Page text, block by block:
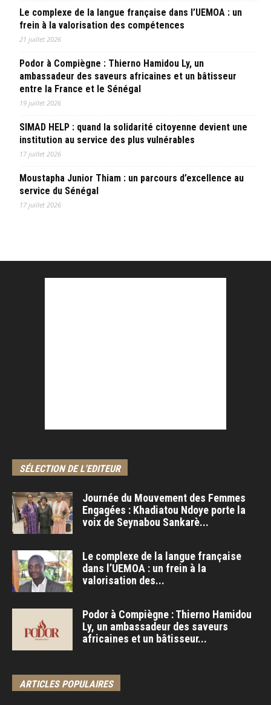
Le complexe de la langue française dans l’UEMOA : un
frein à la valorisation des compétences
21 juillet 2026
Podor à Compiègne : Thierno Hamidou Ly, un
ambassadeur des saveurs africaines et un bâtisseur
entre la France et le Sénégal
19 juillet 2026
SIMAD HELP : quand la solidarité citoyenne devient une
institution au service des plus vulnérables
17 juillet 2026
Moustapha Junior Thiam : un parcours d’excellence au
service du Sénégal
17 juillet 2026
SÉLECTION DE L'EDITEUR
Journée du Mouvement des Femmes
Engagées : Khadiatou Ndoye porte la
voix de Seynabou Sankarè...
Le complexe de la langue française
dans l’UEMOA : un frein à la
valorisation des...
Podor à Compiègne : Thierno Hamidou
Ly, un ambassadeur des saveurs
africaines et un bâtisseur...
ARTICLES POPULAIRES